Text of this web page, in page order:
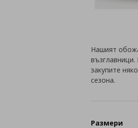
Нашият
закупите
сезона.
Размери